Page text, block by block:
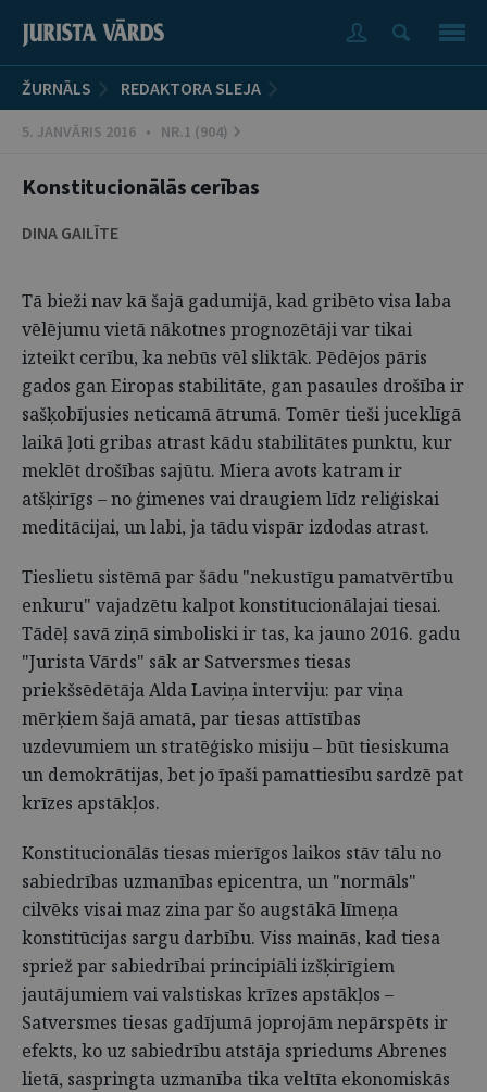
ŽURNĀLS REDAKTORA SLEJA
5. JANVĀRIS 2016 • NR.1 (904)
Konstitucionālās cerības
DINA GAILĪTE
Tā bieži nav kā šajā gadumijā, kad gribēto visa laba
vēlējumu vietā nākotnes prognozētāji var tikai
izteikt cerību, ka nebūs vēl sliktāk. Pēdējos pāris
gados gan Eiropas stabilitāte, gan pasaules drošība ir
sašķobījusies neticamā ātrumā. Tomēr tieši juceklīgā
laikā ļoti gribas atrast kādu stabilitātes punktu, kur
meklēt drošības sajūtu. Miera avots katram ir
atšķirīgs – no ģimenes vai draugiem līdz reliģiskai
meditācijai, un labi, ja tādu vispār izdodas atrast.
Tieslietu sistēmā par šādu "nekustīgu pamatvērtību
enkuru" vajadzētu kalpot konstitucionālajai tiesai.
Tādēļ savā ziņā simboliski ir tas, ka jauno 2016. gadu
"Jurista Vārds" sāk ar Satversmes tiesas
priekšsēdētāja Alda Laviņa interviju: par viņa
mērķiem šajā amatā, par tiesas attīstības
uzdevumiem un stratēģisko misiju – būt tiesiskuma
un demokrātijas, bet jo īpaši pamattiesību sardzē pat
krīzes apstākļos.
Konstitucionālās tiesas mierīgos laikos stāv tālu no
sabiedrības uzmanības epicentra, un "normāls"
cilvēks visai maz zina par šo augstākā līmeņa
konstitūcijas sargu darbību. Viss mainās, kad tiesa
spriež par sabiedrībai principiāli izšķirīgiem
jautājumiem vai valstiskas krīzes apstākļos –
Satversmes tiesas gadījumā joprojām nepārspēts ir
efekts, ko uz sabiedrību atstāja spriedums Abrenes
lietā, saspringta uzmanība tika veltīta ekonomiskās